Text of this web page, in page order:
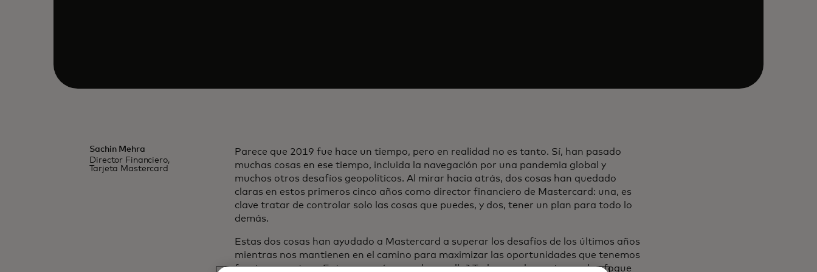
Sachin Mehra
Director Financiero,
Tarjeta Mastercard
Parece que 2019 fue hace un tiempo, pero en realidad no es tanto. Sí, han pasado
muchas cosas en ese tiempo, incluida la navegación por una pandemia global y
muchos otros desafíos geopolíticos. Al mirar hacia atrás, dos cosas han quedado
claras en estos primeros cinco años como director financiero de Mastercard: una, es
clave tratar de controlar solo las cosas que puedes, y dos, tener un plan para todo lo
demás.
Estas dos cosas han ayudado a Mastercard a superar los desafíos de los últimos años
mientras nos mantienen en el camino para maximizar las oportunidades que tenemos
frente a nosotros. Entonces, ¿cómo se desarrolla? Todo se reduce a tener el enfoque